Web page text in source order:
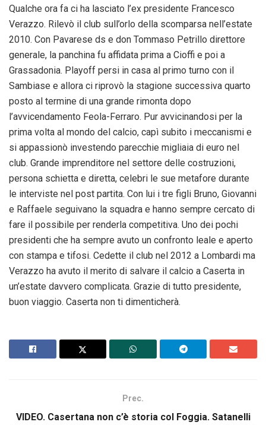
Qualche ora fa ci ha lasciato l’ex presidente Francesco
Verazzo. Rilevò il club sull’orlo della scomparsa nell’estate
2010. Con Pavarese ds e don Tommaso Petrillo direttore
generale, la panchina fu affidata prima a Cioffi e poi a
Grassadonia. Playoff persi in casa al primo turno con il
Sambiase e allora ci riprovò la stagione successiva quarto
posto al termine di una grande rimonta dopo
l’avvicendamento Feola-Ferraro. Pur avvicinandosi per la
prima volta al mondo del calcio, capì subito i meccanismi e
si appassionò investendo parecchie migliaia di euro nel
club. Grande imprenditore nel settore delle costruzioni,
persona schietta e diretta, celebri le sue metafore durante
le interviste nel post partita. Con lui i tre figli Bruno, Giovanni
e Raffaele seguivano la squadra e hanno sempre cercato di
fare il possibile per renderla competitiva. Uno dei pochi
presidenti che ha sempre avuto un confronto leale e aperto
con stampa e tifosi. Cedette il club nel 2012 a Lombardi ma
Verazzo ha avuto il merito di salvare il calcio a Caserta in
un’estate davvero complicata. Grazie di tutto presidente,
buon viaggio. Caserta non ti dimenticherà.
Prec.
VIDEO. Casertana non c’è storia col Foggia. Satanelli